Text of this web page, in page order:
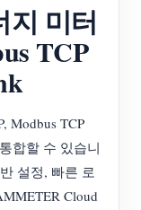
템
지 미터
TCP
Modbus TCP
합할 수 있습니
설정, 빠른 로
Cloud